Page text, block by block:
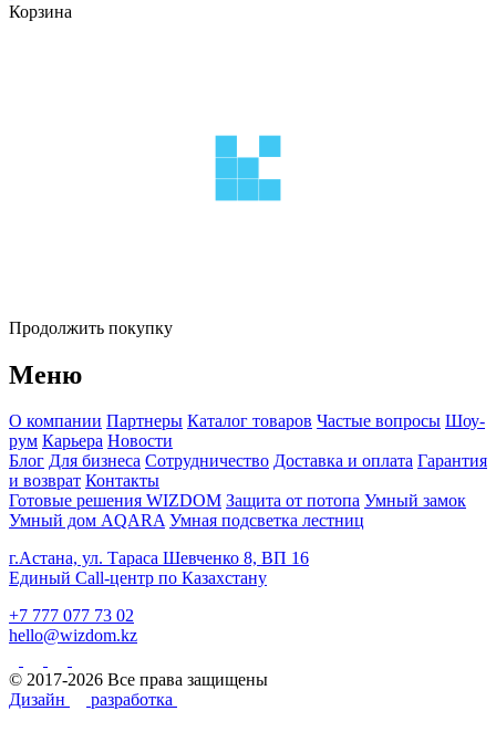
Корзина
Продолжить покупку
Меню
О компании Партнеры Каталог товаров Частые вопросы Шоу-
рум Карьера Новости
Блог Для бизнеса Сотрудничество Доставка и оплата Гарантия
и возврат Контакты
Готовые решения WIZDOM Защита от потопа Умный замок
Умный дом AQARA Умная подсветка лестниц
г.Астана, ул. Тараса Шевченко 8, ВП 16
Единый Call-центр по Казахстану
+7 777 077 73 02
hello@wizdom.kz
© 2017-2026 Все права защищены
Дизайн
разработка